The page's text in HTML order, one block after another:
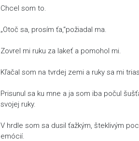
Chcel som to.
„Otoč sa, prosím ťa,“požiadal ma.
Zovrel mi ruku za lakeť a pomohol mi.
Kľačal som na tvrdej zemi a ruky sa mi
Prisunul sa ku mne a ja som iba počul
svojej ruky.
V hrdle som sa dusil ťažkým, šteklivým
emócií.